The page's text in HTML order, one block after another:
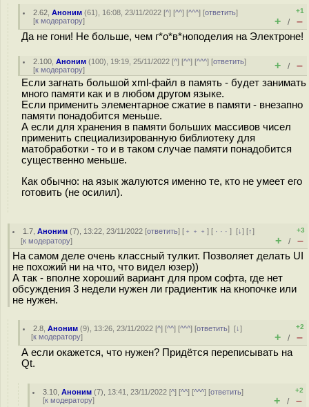
2.62 ,Аноним (61), 16:08, 23/11/2022 [^] [^^] [^^^] [ответить]
[к модератору]
+1
+ / –
Да не гони! Не больше, чем г*о*в*ноподелия на Электроне!
2.100 ,Аноним (100), 19:19, 25/11/2022 [^] [^^] [^^^] [ответить]
[к модератору] + / –
Если загнать большой xml-файл в память - будет занимать
много памяти как и в любом другом языке.
Если применить элементарное сжатие в памяти - внезапно
памяти понадобится меньше.
А если для хранения в памяти больших массивов чисел
применить специализированную библиотеку для
матобработки - то и в таком случае памяти понадобится
существенно меньше.
Как обычно: на язык жалуются именно те, кто не умеет его
готовить (не осилил).
1.7 ,Аноним (7), 13:22, 23/11/2022 [ответить] [ ﹢﹢﹢] [ · · ·][↓] [↑]
[к модератору]
+3
+ / –
На самом деле очень классный тулкит. Позволяет делать UI
не похожий ни на что, что видел юзер))
А так - вполне хороший вариант для пром софта, где нет
обсуждения 3 недели нужен ли градиентик на кнопочке или
не нужен.
2.8 ,Аноним (9), 13:26, 23/11/2022 [^] [^^] [^^^] [ответить][↓]
[к модератору]
+2
+ / –
А если окажется, что нужен? Придётся переписывать на
Qt.
3.10 ,Аноним (7), 13:41, 23/11/2022 [^] [^^] [^^^] [ответить]
[к модератору]
+2
+ / –